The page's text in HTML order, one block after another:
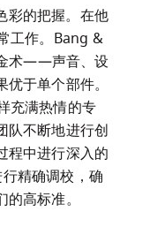
彩的把握。在他
工作。Bang &
术——声音、设
于单个部件。
充满热情的专
队不断地进行创
程中进行深入的
精确调校，确
高标准。